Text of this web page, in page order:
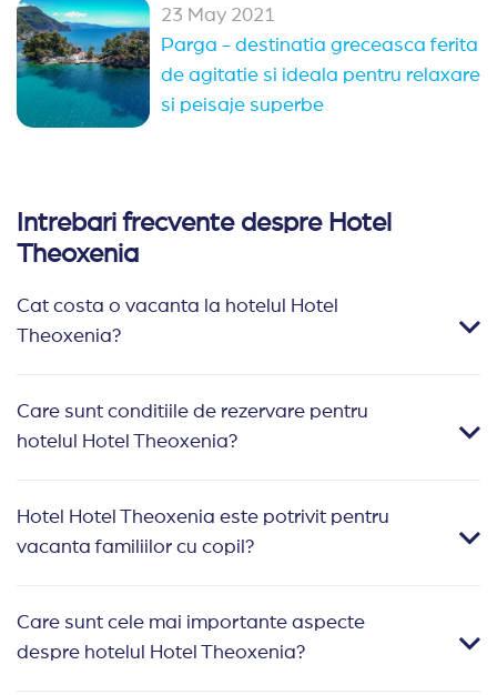
23 May 2021
Parga - destinatia greceasca ferita
de agitatie si ideala pentru relaxare
si peisaje superbe
Intrebari frecvente despre Hotel
Theoxenia
Cat costa o vacanta la hotelul Hotel
Theoxenia?
Care sunt conditiile de rezervare pentru
hotelul Hotel Theoxenia?
Hotel Hotel Theoxenia este potrivit pentru
vacanta familiilor cu copil?
Care sunt cele mai importante aspecte
despre hotelul Hotel Theoxenia?